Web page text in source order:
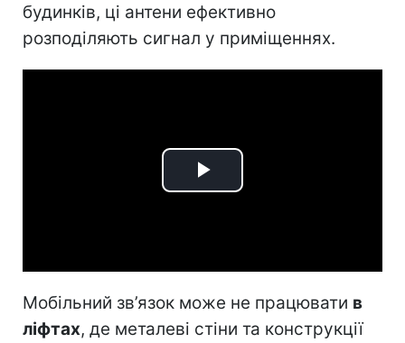
будинків, ці антени ефективно
розподіляють сигнал у приміщеннях.
Play
Мобільний зв’язок може не працювати в
ліфтах, де металеві стіни та конструкції